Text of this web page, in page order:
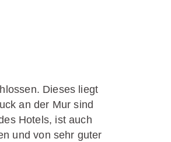
Dieses liegt
an der Mur sind
Hotels, ist auch
und von sehr guter